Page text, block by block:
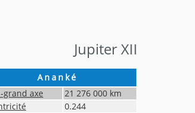
Jupiter XII
Ananké
grand axe
21 276 000 km
0.244